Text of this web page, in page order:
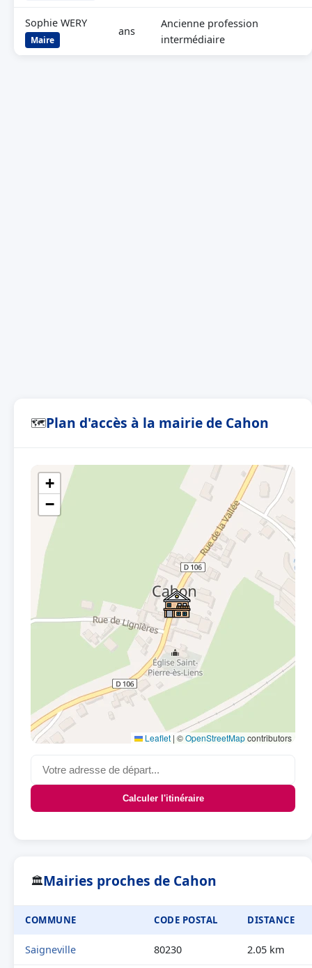
Sophie WERY
Maire
ans
Ancienne profession
intermédiaire
🗺Plan d'accès à la mairie de Cahon
+
−
Leaflet | ©OpenStreetMapcontributors
Calculer l'itinéraire
🏛Mairies proches de Cahon
COMMUNE CODE POSTAL DISTANCE
Saigneville 80230 2.05 km